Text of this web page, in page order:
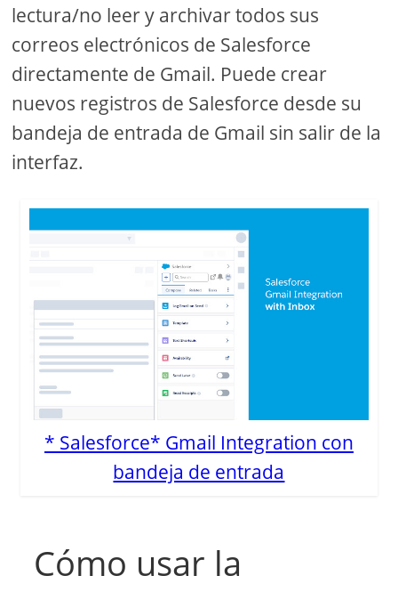
lectura/no leer y archivar todos sus
correos electrónicos de Salesforce
directamente de Gmail. Puede crear
nuevos registros de Salesforce desde su
bandeja de entrada de Gmail sin salir de la
interfaz.
* Salesforce* Gmail Integration con
bandeja de entrada
Cómo usar la